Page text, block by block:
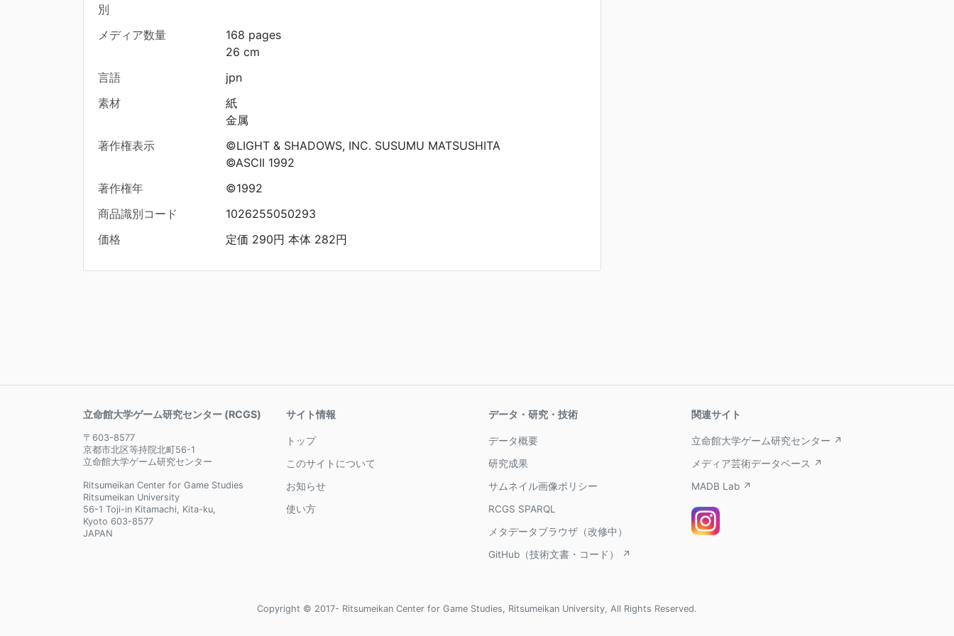
別
メディア数量
168 pages
26 cm
言語
jpn
素材
紙
金属
著作権表示
©LIGHT & SHADOWS, INC. SUSUMU MATSUSHITA
©ASCII 1992
著作権年
©1992
商品識別コード
1026255050293
価格
定価 290円 本体 282円
立命館大学ゲーム研究センター (RCGS)
〒603-8577
京都市北区等持院北町56-1
立命館大学ゲーム研究センター
Ritsumeikan Center for Game Studies
Ritsumeikan University
56-1 Toji-in Kitamachi, Kita-ku,
Kyoto 603-8577
JAPAN
サイト情報
トップ
このサイトについて
お知らせ
使い方
データ・研究・技術
データ概要
研究成果
サムネイル画像ポリシー
RCGS SPARQL
メタデータブラウザ（改修中）
GitHub（技術文書・コード） ↗
関連サイト
立命館大学ゲーム研究センター ↗
メディア芸術データベース ↗
MADB Lab ↗
Copyright © 2017- Ritsumeikan Center for Game Studies, Ritsumeikan University, All Rights Reserved.